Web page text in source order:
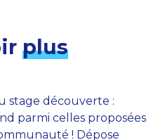
plus
stage découverte :
parmi celles proposées
! Dépose